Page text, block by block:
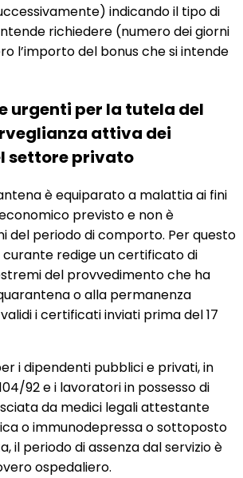
indicando il tipo di
richiedere (numero dei giorni
l’importo del bonus che si intende
urgenti per la tutela del
attiva dei
settore privato
è equiparato a malattia ai fini
previsto e non è
del periodo di comporto. Per questo
redige un certificato di
del provvedimento che ha
o alla permanenza
i certificati inviati prima del 17
i dipendenti pubblici e privati, in
92 e i lavoratori in possesso di
da medici legali attestante
o immunodepressa o sottoposto
il periodo di assenza dal servizio è
ospedaliero.